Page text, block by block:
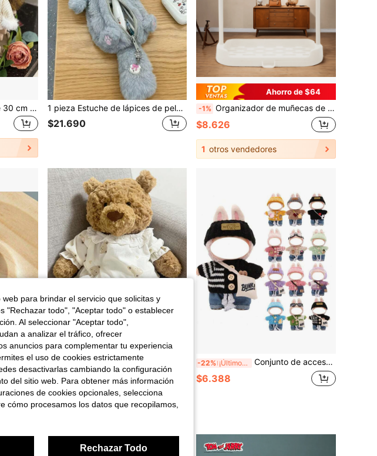
Muñeca de alta calidad de 30 cm de estilo Lolita con conjunto de vestidos intercambiables, muñeca de princesa como regalo de cumpleaños 1 pieza Estuche de lápices de peluche de gato gris de gran capacidad - Bolsa de lápices con cremallera de poliéster suave y grueso, diseño de dibujos animados lindo, perfecto para el almacenamiento de útiles escolares y de oficina, estuche de lápices, bolsa pequeña, útiles de aprendizaje, útiles de oficina, Navidad, Halloween, calcetín de regalo de Navidad, regalo de Halloween, útiles de aprendizaje lindos
$21.690
Ahorro de $64
-1% Organizador de muñecas de peluche con cordón de 17 cm, percha para secar ropa de muñecas, percha para exhibir ropa de muñecas de peluche de 15/20 cm (incluye 5 perchas + 1 percha grande)
$8.626
1 otros vendedores
SNOOPY 1 pieza Insignia de dibujos animados con la expresión sorprendida de , broche de metal, regalo de anime para niños, pin, accesorio y colgante para bolso -10% (Solo ropa) Colección de trajes de ropa para muñeca de oso de peluche de 35 cm/40 cm, conjuntos de ropa lindos, ropa para muñeca de oso de Barcelona de 36 cm para vestir, cosas lindas, ropa para animales de peluche, recuerdos de fiesta, regalos de cumpleaños (muñeca no incluida)
Solo quedan 7
$33.592
-22% ¡Últimos 2 días Conjunto de accesorios de moda que incluye suéter, jeans, bolso elegante, bolso de lona, diadema, gafas de sol, para Labubu, accesorios de moda, regalo de Navidad, regalo de cumpleaños, regalo de Año Nuevo, de vuelta a la escuela (excluyendo la muñeca de peluche)
$6.388
para brindar el servicio que solicitas y
"Rechazar todo", "Aceptar todo" o establecer
Al seleccionar "Aceptar todo",
a analizar el tráfico, ofrecer
anuncios para complementar tu experiencia
el uso de cookies estrictamente
desactivarlas cambiando la configuración
del sitio web. Para obtener más información
de cookies opcionales, selecciona
cómo procesamos los datos que recopilamos,
Rechazar Todo